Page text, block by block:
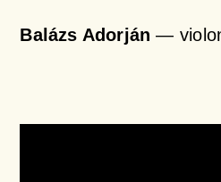
Balázs Adorján —